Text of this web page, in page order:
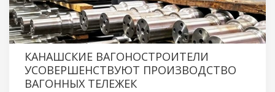
КАНАШСКИЕ ВАГОНОСТРОИТЕЛИ
УСОВЕРШЕНСТВУЮТ ПРОИЗВОДСТВО
ВАГОННЫХ ТЕЛЕЖЕК